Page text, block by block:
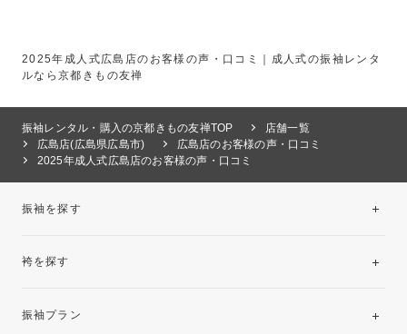
2025年成人式広島店のお客様の声・口コミ｜成人式の振袖レンタ
ルなら京都きもの友禅
振袖レンタル・購入の京都きもの友禅TOP
店舗一覧
広島店(広島県広島市)
広島店のお客様の声・口コミ
2025年成人式広島店のお客様の声・口コミ
振袖を探す
袴を探す
振袖プラン